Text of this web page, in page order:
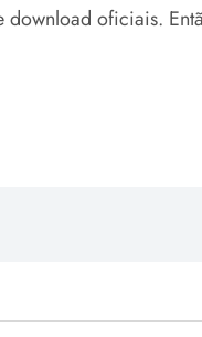
oficiais.